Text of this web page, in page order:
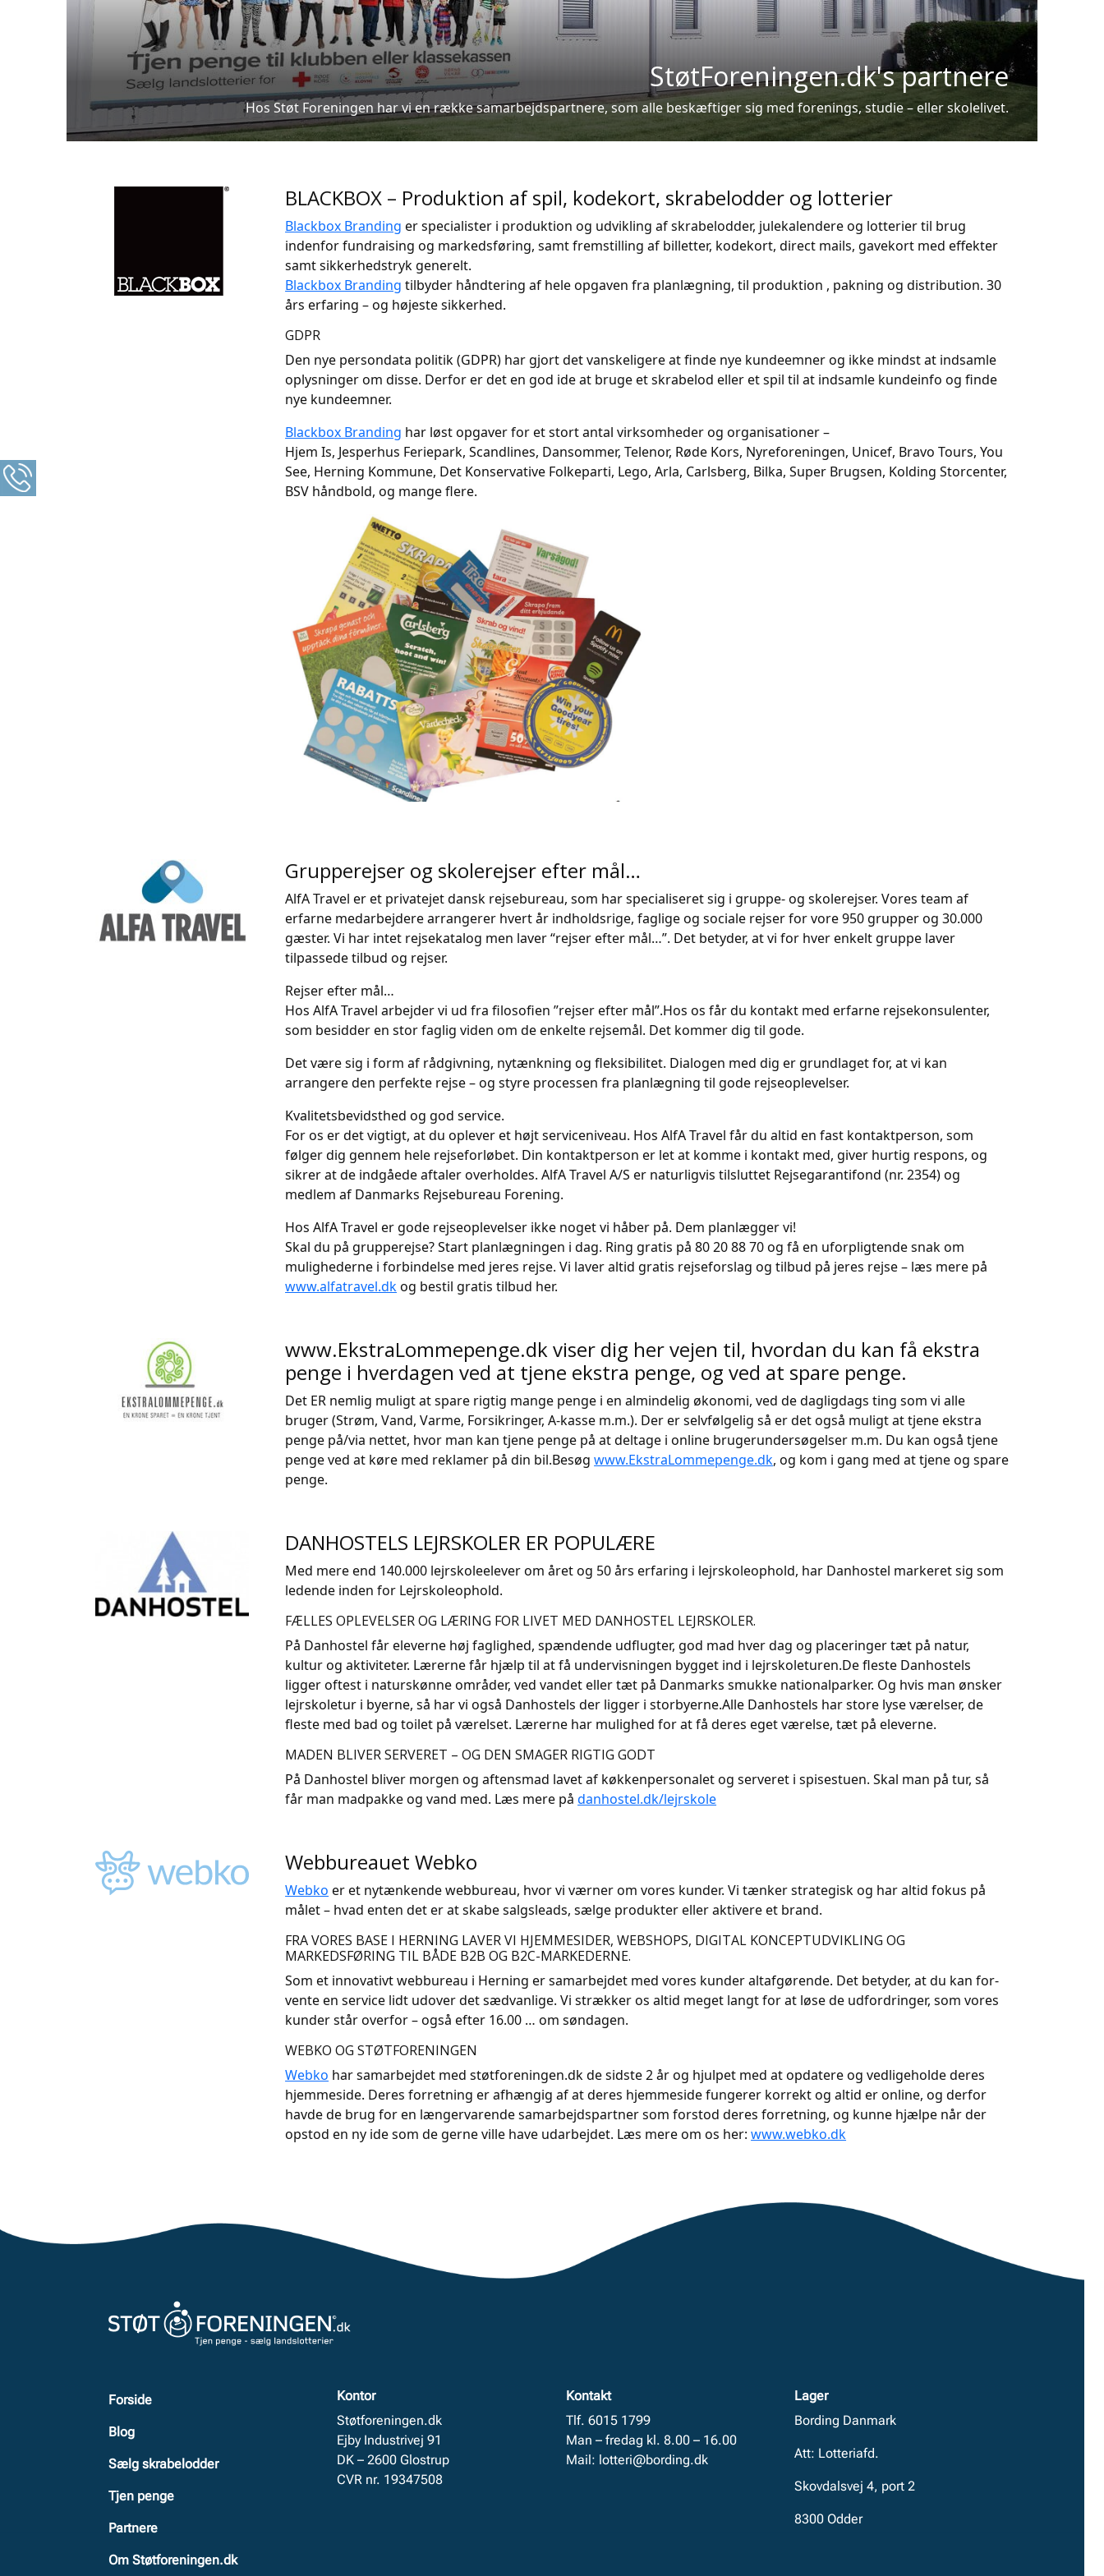
StøtForeningen.dk's partnere
Hos Støt Foreningen har vi en række samarbejdspartnere, som alle beskæftiger sig med forenings, studie – eller skolelivet.
BLACKBOX – Produktion af spil, kodekort, skrabelodder og lotterier
Blackbox Branding er specialister i produktion og udvikling af skrabelodder, julekalendere og lotterier til brug
indenfor fundraising og markedsføring, samt fremstilling af billetter, kodekort, direct mails, gavekort med effekter
samt sikkerhedstryk generelt.
Blackbox Branding tilbyder håndtering af hele opgaven fra planlægning, til produktion , pakning og distribution. 30
års erfaring – og højeste sikkerhed.
GDPR
Den nye persondata politik (GDPR) har gjort det vanskeligere at finde nye kundeemner og ikke mindst at indsamle
oplysninger om disse. Derfor er det en god ide at bruge et skrabelod eller et spil til at indsamle kundeinfo og finde
nye kundeemner.
Blackbox Branding har løst opgaver for et stort antal virksomheder og organisationer –
Hjem Is, Jesperhus Feriepark, Scandlines, Dansommer, Telenor, Røde Kors, Nyreforeningen, Unicef, Bravo Tours, You
See, Herning Kommune, Det Konservative Folkeparti, Lego, Arla, Carlsberg, Bilka, Super Brugsen, Kolding Storcenter,
BSV håndbold, og mange flere.
Grupperejser og skolerejser efter mål…
AlfA Travel er et privatejet dansk rejsebureau, som har specialiseret sig i gruppe- og skolerejser. Vores team af
erfarne medarbejdere arrangerer hvert år indholdsrige, faglige og sociale rejser for vore 950 grupper og 30.000
gæster. Vi har intet rejsekatalog men laver “rejser efter mål…”. Det betyder, at vi for hver enkelt gruppe laver
tilpassede tilbud og rejser.
Rejser efter mål…
Hos AlfA Travel arbejder vi ud fra filosofien ”rejser efter mål”.Hos os får du kontakt med erfarne rejsekonsulenter,
som besidder en stor faglig viden om de enkelte rejsemål. Det kommer dig til gode.
Det være sig i form af rådgivning, nytænkning og fleksibilitet. Dialogen med dig er grundlaget for, at vi kan
arrangere den perfekte rejse – og styre processen fra planlægning til gode rejseoplevelser.
Kvalitetsbevidsthed og god service.
For os er det vigtigt, at du oplever et højt serviceniveau. Hos AlfA Travel får du altid en fast kontaktperson, som
følger dig gennem hele rejseforløbet. Din kontaktperson er let at komme i kontakt med, giver hurtig respons, og
sikrer at de indgåede aftaler overholdes. AlfA Travel A/S er naturligvis tilsluttet Rejsegarantifond (nr. 2354) og
medlem af Danmarks Rejsebureau Forening.
Hos AlfA Travel er gode rejseoplevelser ikke noget vi håber på. Dem planlægger vi!
Skal du på grupperejse? Start planlægningen i dag. Ring gratis på 80 20 88 70 og få en uforpligtende snak om
mulighederne i forbindelse med jeres rejse. Vi laver altid gratis rejseforslag og tilbud på jeres rejse – læs mere på
www.alfatravel.dkog bestil gratis tilbud her.
www.EkstraLommepenge.dk viser dig her vejen til, hvordan du kan få ekstra
penge i hverdagen ved at tjene ekstra penge, og ved at spare penge.
Det ER nemlig muligt at spare rigtig mange penge i en almindelig økonomi, ved de dagligdags ting som vi alle
bruger (Strøm, Vand, Varme, Forsikringer, A-kasse m.m.). Der er selvfølgelig så er det også muligt at tjene ekstra
penge på/via nettet, hvor man kan tjene penge på at deltage i online brugerundersøgelser m.m. Du kan også tjene
penge ved at køre med reklamer på din bil.Besøgwww.EkstraLommepenge.dk, og kom i gang med at tjene og spare
penge.
DANHOSTELS LEJRSKOLER ER POPULÆRE
Med mere end 140.000 lejrskoleelever om året og 50 års erfaring i lejrskoleophold, har Danhostel markeret sig som
ledende inden for Lejrskoleophold.
FÆLLES OPLEVELSER OG LÆRING FOR LIVET MED DANHOSTEL LEJRSKOLER.
På Danhostel får eleverne høj faglighed, spændende udflugter, god mad hver dag og placeringer tæt på natur,
kultur og aktiviteter. Lærerne får hjælp til at få undervisningen bygget ind i lejrskoleturen.De fleste Danhostels
ligger oftest i naturskønne områder, ved vandet eller tæt på Danmarks smukke nationalparker. Og hvis man ønsker
lejrskoletur i byerne, så har vi også Danhostels der ligger i storbyerne.Alle Danhostels har store lyse værelser, de
fleste med bad og toilet på værelset. Lærerne har mulighed for at få deres eget værelse, tæt på eleverne.
MADEN BLIVER SERVERET – OG DEN SMAGER RIGTIG GODT
På Danhostel bliver morgen og aftensmad lavet af køkkenpersonalet og serveret i spisestuen. Skal man på tur, så
får man madpakke og vand med. Læs mere pådanhostel.dk/lejrskole
Webbureauet Webko
Webko er et nytænkende web­bu­reau, hvor vi vær­ner om vo­res kun­der. Vi tænker stra­te­gisk og har altid fo­kus på
må­let – hvad en­ten det er at ska­be salgs­le­ads, sæl­ge pro­duk­ter el­ler ak­ti­ve­re et brand.
FRA VORES BASE I HERNING LAVER VI HJEMMESIDER, WEBSHOPS, DIGITAL KONCEPTUDVIKLING OG
MARKEDSFØRING TIL BÅDE B2B OG B2C-MARKEDERNE.
Som et innovativt web­bu­reau i Her­ning er sam­ar­bej­det med vo­res kun­der alt­af­gø­ren­de. Det be­ty­der, at du kan for­
ven­te en ser­vi­ce lidt ud­over det sæd­van­li­ge. Vi stræk­ker os al­tid me­get langt for at løse de ud­for­drin­ger, som vo­res
kun­der står over­for – også efter 16.00 … om søndagen.
WEBKO OG STØTFORENINGEN
Webko har samarbejdet med støtforeningen.dk de sidste 2 år og hjulpet med at opdatere og vedligeholde deres
hjemmeside. Deres forretning er afhængig af at deres hjemmeside fungerer korrekt og altid er online, og derfor
havde de brug for en længervarende samarbejdspartner som forstod deres forretning, og kunne hjælpe når der
opstod en ny ide som de gerne ville have udarbejdet. Læs mere om os her:www.webko.dk
Forside
Blog
Sælg skrabelodder
Tjen penge
Partnere
Om Støtforeningen.dk
Kontor
Støtforeningen.dk
Ejby Industrivej 91
DK – 2600 Glostrup
CVR nr. 19347508
Kontakt
Tlf. 6015 1799
Man – fredag kl. 8.00 – 16.00
Mail: lotteri@bording.dk
Lager
Bording Danmark
Att: Lotteriafd.
Skovdalsvej 4, port 2
8300 Odder